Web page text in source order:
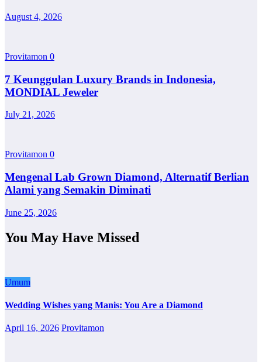
August 4, 2026
Provitamon 0
7 Keunggulan Luxury Brands in Indonesia,
MONDIAL Jeweler
July 21, 2026
Provitamon 0
Mengenal Lab Grown Diamond, Alternatif Berlian
Alami yang Semakin Diminati
June 25, 2026
You May Have Missed
Umum
Wedding Wishes yang Manis: You Are a Diamond
April 16, 2026 Provitamon